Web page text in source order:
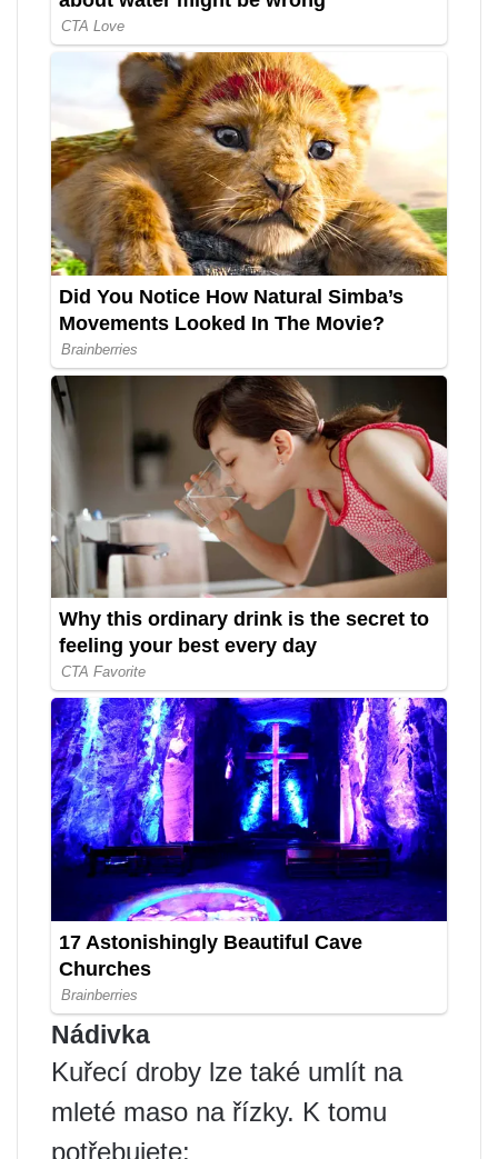
Nádivka
Kuřecí droby lze také umlít na
mleté ​​maso na řízky. K tomu
potřebujete: